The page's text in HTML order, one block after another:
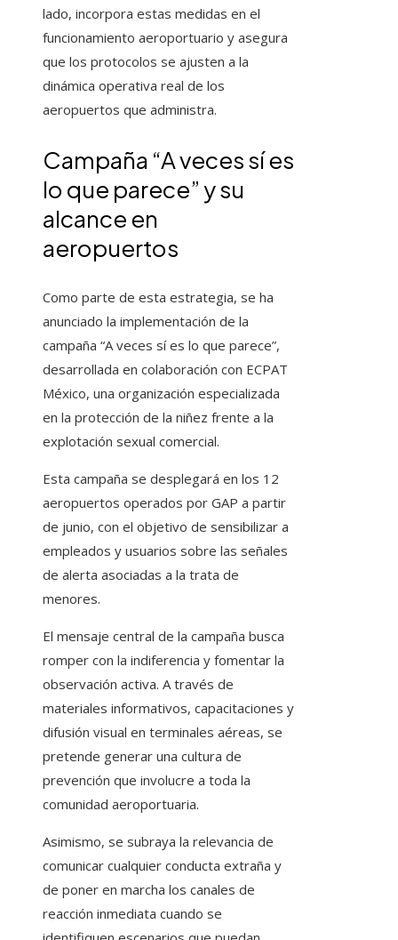
lado, incorpora estas medidas en el
funcionamiento aeroportuario y asegura
que los protocolos se ajusten a la
dinámica operativa real de los
aeropuertos que administra.
Campaña “A veces sí es
lo que parece” y su
alcance en
aeropuertos
Como parte de esta estrategia, se ha
anunciado la implementación de la
campaña “A veces sí es lo que parece”,
desarrollada en colaboración con ECPAT
México, una organización especializada
en la protección de la niñez frente a la
explotación sexual comercial.
Esta campaña se desplegará en los 12
aeropuertos operados por GAP a partir
de junio, con el objetivo de sensibilizar a
empleados y usuarios sobre las señales
de alerta asociadas a la trata de
menores.
El mensaje central de la campaña busca
romper con la indiferencia y fomentar la
observación activa. A través de
materiales informativos, capacitaciones y
difusión visual en terminales aéreas, se
pretende generar una cultura de
prevención que involucre a toda la
comunidad aeroportuaria.
Asimismo, se subraya la relevancia de
comunicar cualquier conducta extraña y
de poner en marcha los canales de
reacción inmediata cuando se